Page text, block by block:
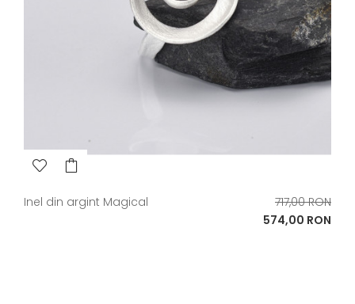
Inel din argint Magical
Pret
de
717,00 RON
Pret
574,00 RON